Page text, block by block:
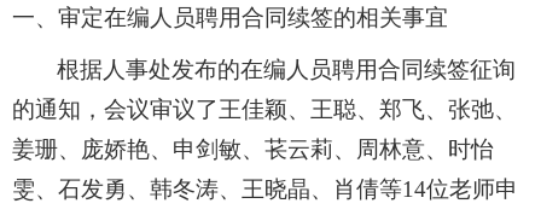
一、 审定在编人员聘用合同续签的相关事宜
根据人事处发布的在编人员聘用合同续签征询
的通知，会议审议了王佳颖、王聪、郑飞、张弛、
姜珊、庞娇艳、申剑敏、苌云莉、周林意、时怡
雯、石发勇、韩冬涛、王晓晶、肖倩等14位老师申